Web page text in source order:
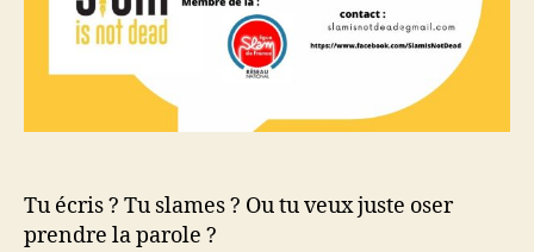
Tu écris ? Tu slames ? Ou tu veux juste oser
prendre la parole ?